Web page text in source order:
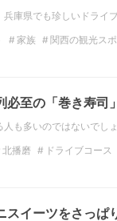
庫県でも珍しいドライ
家族 関西の観光ス
必至の「巻き寿司
も多いのではないでし
北播磨 ドライブコース
スイーツをさっ